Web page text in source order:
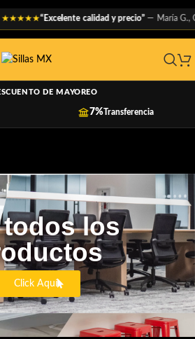
“Excelente calidad y precio” — María G.,
DE MAYOREO
7%Transferencia
todos los
Click Aquí